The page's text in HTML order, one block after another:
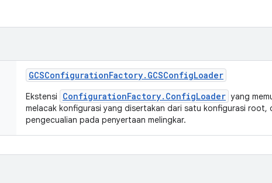
GCSConfigurationFactory. GCSConfigLoader
Ekstensi ConfigurationFactory.ConfigLoader yang
melacak konfigurasi yang disertakan dari satu konfigurasi root,
pengecualian pada penyertaan melingkar.